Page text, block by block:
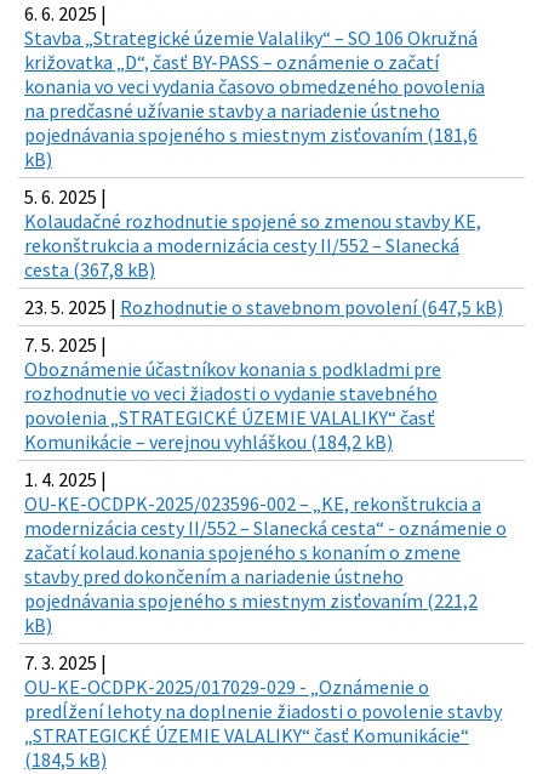
6. 6. 2025 |
Stavba „Strategické územie Valaliky“ – SO 106 Okružná
križovatka „D“, časť BY-PASS – oznámenie o začatí
konania vo veci vydania časovo obmedzeného povolenia
na predčasné užívanie stavby a nariadenie ústneho
pojednávania spojeného s miestnym zisťovaním (181,6
kB)
5. 6. 2025 |
Kolaudačné rozhodnutie spojené so zmenou stavby KE,
rekonštrukcia a modernizácia cesty II/552 – Slanecká
cesta (367,8 kB)
23. 5. 2025 | Rozhodnutie o stavebnom povolení (647,5 kB)
7. 5. 2025 |
Oboznámenie účastníkov konania s podkladmi pre
rozhodnutie vo veci žiadosti o vydanie stavebného
povolenia „STRATEGICKÉ ÚZEMIE VALALIKY“ časť
Komunikácie – verejnou vyhláškou (184,2 kB)
1. 4. 2025 |
OU-KE-OCDPK-2025/023596-002 – „KE, rekonštrukcia a
modernizácia cesty II/552 – Slanecká cesta“ - oznámenie o
začatí kolaud.konania spojeného s konaním o zmene
stavby pred dokončením a nariadenie ústneho
pojednávania spojeného s miestnym zisťovaním (221,2
kB)
7. 3. 2025 |
OU-KE-OCDPK-2025/017029-029 - „Oznámenie o
predĺžení lehoty na doplnenie žiadosti o povolenie stavby
„STRATEGICKÉ ÚZEMIE VALALIKY“ časť Komunikácie“
(184,5 kB)